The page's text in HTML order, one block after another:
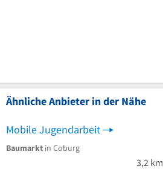
Ähnliche Anbieter in der Nähe
Mobile Jugendarbeit
Baumarkt in Coburg
3,2 km